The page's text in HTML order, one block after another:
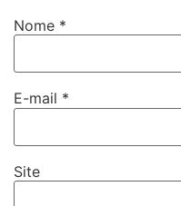
Nome *
E-mail *
Site